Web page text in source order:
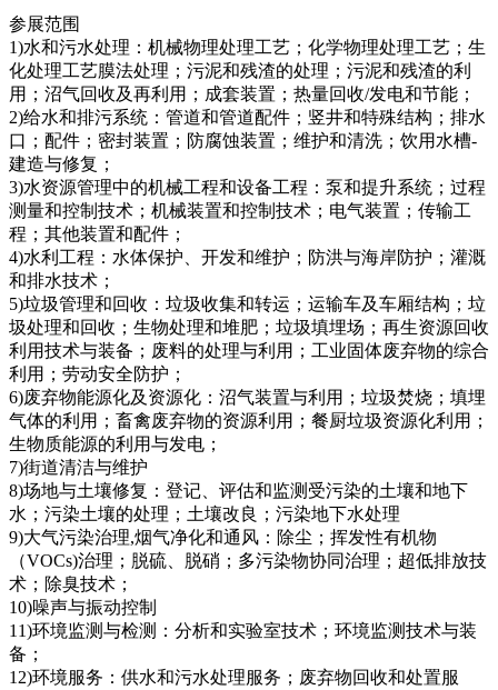
参展范围
1)水和污水处理：机械物理处理工艺；化学物理处理工艺；生
化处理工艺膜法处理；污泥和残渣的处理；污泥和残渣的利
用；沼气回收及再利用；成套装置；热量回收/发电和节能；
2)给水和排污系统：管道和管道配件；竖井和特殊结构；排水
口；配件；密封装置；防腐蚀装置；维护和清洗；饮用水槽-
建造与修复；
3)水资源管理中的机械工程和设备工程：泵和提升系统；过程
测量和控制技术；机械装置和控制技术；电气装置；传输工
程；其他装置和配件；
4)水利工程：水体保护、开发和维护；防洪与海岸防护；灌溉
和排水技术；
5)垃圾管理和回收：垃圾收集和转运；运输车及车厢结构；垃
圾处理和回收；生物处理和堆肥；垃圾填埋场；再生资源回收
利用技术与装备；废料的处理与利用；工业固体废弃物的综合
利用；劳动安全防护；
6)废弃物能源化及资源化：沼气装置与利用；垃圾焚烧；填埋
气体的利用；畜禽废弃物的资源利用；餐厨垃圾资源化利用；
生物质能源的利用与发电；
7)街道清洁与维护
8)场地与土壤修复：登记、评估和监测受污染的土壤和地下
水；污染土壤的处理；土壤改良；污染地下水处理
9)大气污染治理,烟气净化和通风：除尘；挥发性有机物
（VOCs)治理；脱硫、脱硝；多污染物协同治理；超低排放技
术；除臭技术；
10)噪声与振动控制
11)环境监测与检测：分析和实验室技术；环境监测技术与装
备；
12)环境服务：供水和污水处理服务；废弃物回收和处置服